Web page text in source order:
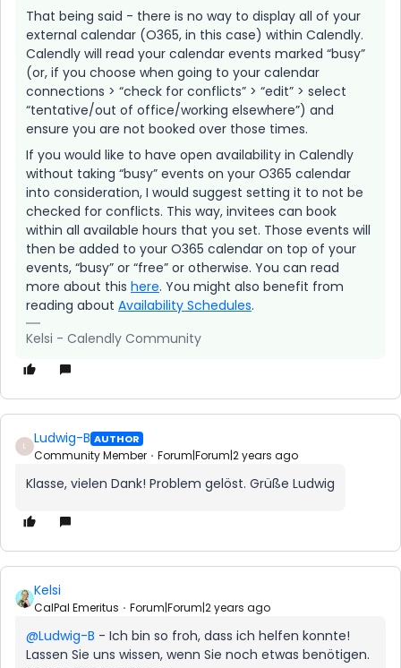
That being said - there is no way to display all of your
external calendar (O365, in this case) within Calendly.
Calendly will read your calendar events marked “busy”
(or, if you choose when going to your calendar
connections > “check for conflicts” > “edit” > select
“tentative/out of office/working elsewhere”) and
ensure you are not booked over those times.
If you would like to have open availability in Calendly
without taking “busy” events on your O365 calendar
into consideration, I would suggest setting it to not be
checked for conflicts. This way, invitees can book
within all available hours that you set. Those events will
then be added to your O365 calendar on top of your
events, “busy” or “free” or otherwise. You can read
more about this here. You might also benefit from
reading about Availability Schedules.
Kelsi - Calendly Community
L Ludwig-B AUTHOR
Community Member Forum|Forum|2 years ago
Klasse, vielen Dank! Problem gelöst. Grüße Ludwig
Kelsi
CalPal Emeritus Forum|Forum|2 years ago
@Ludwig-B - Ich bin so froh, dass ich helfen konnte!
Lassen Sie uns wissen, wenn Sie noch etwas benötigen.